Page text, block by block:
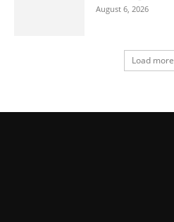
August 6, 2026
Load more